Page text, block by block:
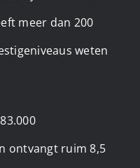
meer dan 200
weten
ontvangt ruim 8,5